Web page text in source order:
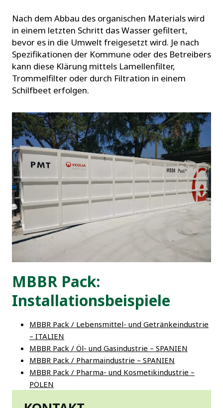
Nach dem Abbau des organischen Materials wird
in einem letzten Schritt das Wasser gefiltert,
bevor es in die Umwelt freigesetzt wird. Je nach
Spezifikationen der Kommune oder des Betreibers
kann diese Klärung mittels Lamellenfilter,
Trommelfilter oder durch Filtration in einem
Schilfbeet erfolgen.
MBBR Pack:
Installationsbeispiele
MBBR Pack / Lebensmittel- und Getränkeindustrie
– ITALIEN
MBBR Pack / Öl- und Gasindustrie – SPANIEN
MBBR Pack / Pharmaindustrie – SPANIEN
MBBR Pack / Pharma- und Kosmetikindustrie –
POLEN